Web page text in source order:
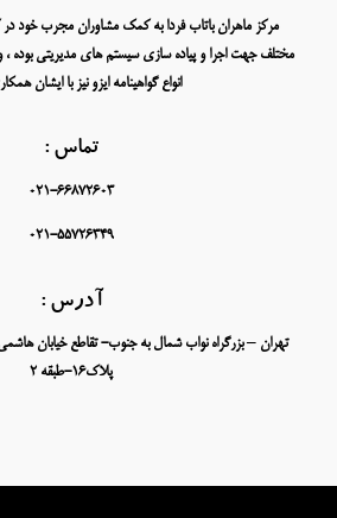
مرکز ماهران باتاب فردا به کمک مشاوران مجرب خود در
مختلف جهت اجرا و پیاده سازی سیستم های مدیریتی بوده
انواع گواهینامه ایزو نیز با ایشان
تماس :
021-66872603
021-55726349
آدرس :
تهران – بزرگراه نواب شمال به جنوب- تقاطع خیابان
پلاک16-طبقه 2